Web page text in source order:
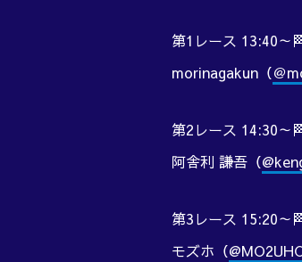
第1レース 13:40～
morinagakun（＠
第2レース 14:30～
阿舎利 謙吾（
第3レース 15:20～
モズホ（